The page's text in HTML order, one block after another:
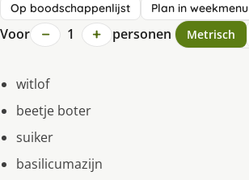
Op boodschappenlijst Plan in weekmenu
Voor − 1 + personen Metrisch
witlof
beetje boter
suiker
basilicumazijn